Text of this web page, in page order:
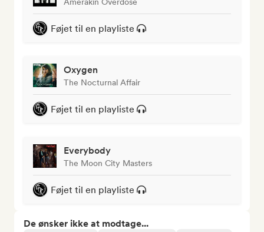
Føjet til en playliste
Oxygen
The Nocturnal Affair
Føjet til en playliste
Everybody
The Moon City Masters
Føjet til en playliste
De ønsker ikke at modtage...